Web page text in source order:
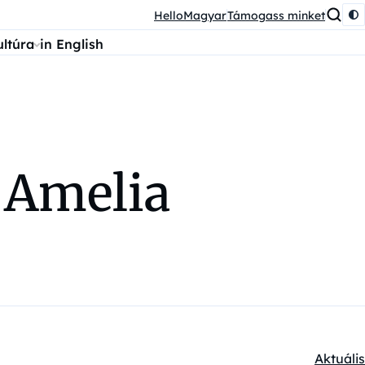
HelloMagyarTámogass minket
in English
Aktuális